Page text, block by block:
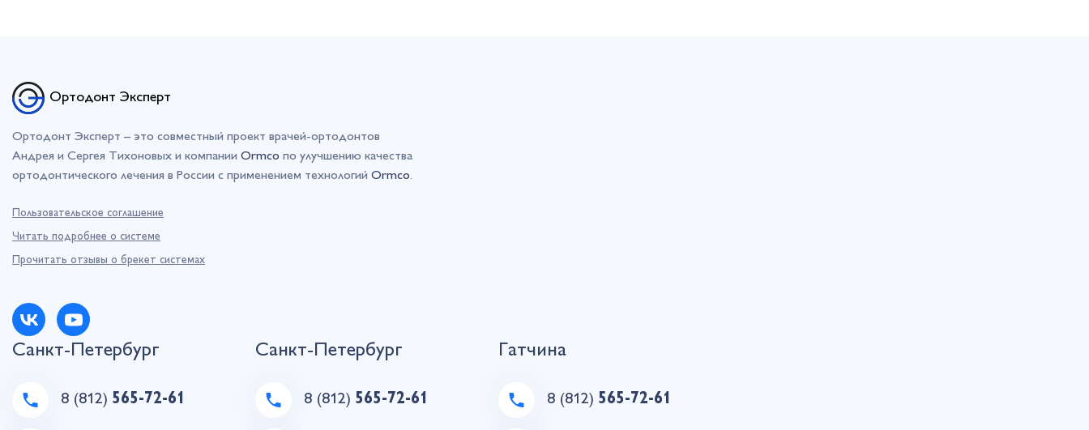
Ортодонт Эксперт
Ортодонт Эксперт – это совместный проект врачей-ортодонтов
Андрея и Сергея Тихоновых и компании Ormco по улучшению качества
ортодонтического лечения в России с применением технологий Ormco.
Пользовательское соглашение
Читать подробнее о системе
Прочитать отзывы о брекет системах
Санкт-Петербург
8 (812) 565-72-61
Санкт-Петербург
8 (812) 565-72-61
Гатчина
8 (812) 565-72-61